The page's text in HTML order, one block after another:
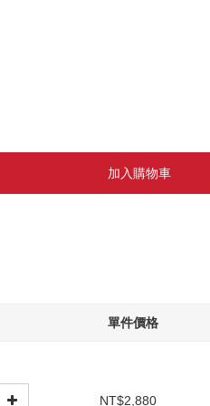
加入購物車
單件價格
NT$2,880